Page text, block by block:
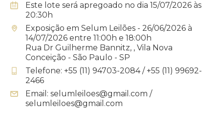
Este lote será apregoado no dia 15/07/2026 às
20:30h
Exposição em Selum Leilões - 26/06/2026 à
14/07/2026 entre 11:00h e 18:00h
Rua Dr Guilherme Bannitz, , Vila Nova
Conceição - São Paulo - SP
Telefone: +55 (11) 94703-2084 / +55 (11) 99692-
2466
Email: selumleiloes@gmail.com /
selumleiloes@gmail.com